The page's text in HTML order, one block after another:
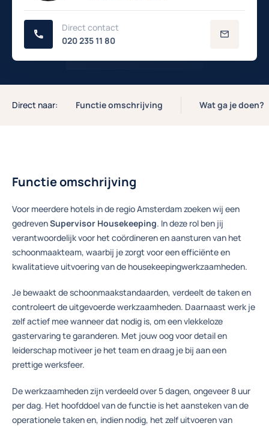
Direct contact
020 235 11 80
Direct naar: Functie omschrijving Wat ga je doen?
Functie omschrijving
Voor meerdere hotels in de regio Amsterdam zoeken wij een
gedrevenSupervisor Housekeeping. In deze rol ben jij
verantwoordelijk voor het coördineren en aansturen van het
schoonmaakteam, waarbij je zorgt voor een efficiënte en
kwalitatieve uitvoering van de housekeepingwerkzaamheden.
Je bewaakt de schoonmaakstandaarden, verdeelt de taken en
controleert de uitgevoerde werkzaamheden. Daarnaast werk je
zelf actief mee wanneer dat nodig is, om een vlekkeloze
gastervaring te garanderen. Met jouw oog voor detail en
leiderschap motiveer je het team en draag je bij aan een
prettige werksfeer.
De werkzaamheden zijn verdeeld over 5 dagen, ongeveer 8 uur
per dag. Het hoofddoel van de functie is het aansteken van de
operationele taken en, indien nodig, het zelf uitvoeren van